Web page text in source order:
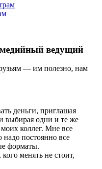
ведущий
— им полезно, нам
деньги, приглашая
выбирая одни и те же
коллег. Мне все
надо постоянно все
форматы.
менять не стоит,